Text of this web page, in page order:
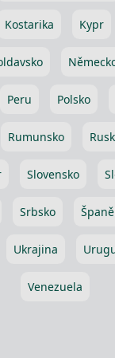
Kostarika Kypr
Peru Polsko
Rumunsko
Slovensko
Srbsko
Ukrajina
Venezuela